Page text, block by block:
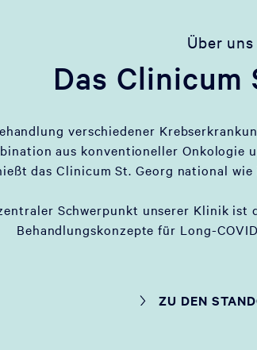
Über uns
Das Clinicum
verschiedener
aus konventioneller Onkologie
das Clinicum St. Georg national
Schwerpunkt unserer Klinik
Behandlungskonzepte für Long-
ZU DEN